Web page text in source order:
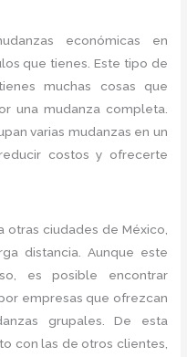
económicas en
que tienes. Este tipo de
muchas cosas que
una mudanza completa.
varias mudanzas en un
costos y ofrecerte
otras ciudades de México,
distancia. Aunque este
es posible encontrar
empresas que ofrezcan
grupales. De esta
con las de otros clientes,